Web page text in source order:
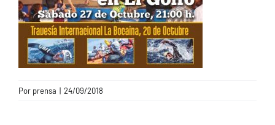
Por prensa | 24/09/2018